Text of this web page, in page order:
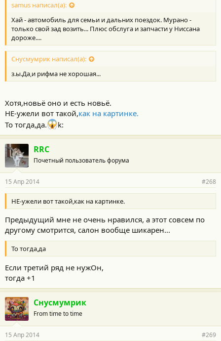
samus написал(а):
Хай - автомобиль для семьи и дальних поездок. Мурано -
только свой зад возить... Плюс обслуга и запчасти у Ниссана
дороже....
Снусмумрик написал(а):
з.ы.Да,и рифма не хорошая...
Хотя,новьё оно и есть новьё.
НЕ-ужели вот такой,как на картинке.
То тогда,да.
k:
RRC
Почетный пользователь форума
15 Апр 2014 #268
НЕ-ужели вот такой,как на картинке.
Предыдущий мне не очень нравился, а этот совсем по
другому смотрится, салон вообще шикарен...
То тогда,да
Если третий ряд не нужОн,
тогда +1
Снусмумрик
From time to time
15 Апр 2014 #269